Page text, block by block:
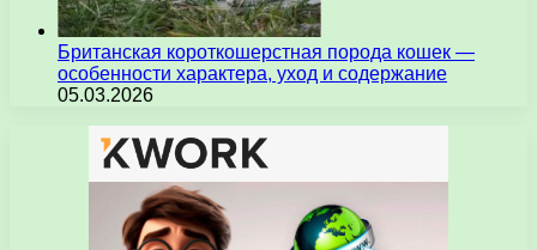
Британская короткошерстная порода кошек —
особенности характера, уход и содержание
05.03.2026